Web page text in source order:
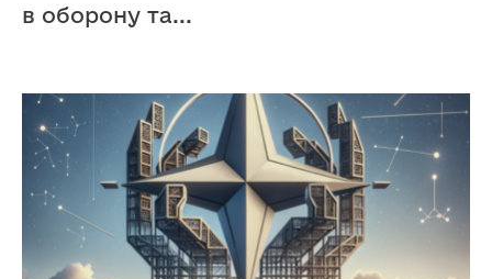
в оборону та...